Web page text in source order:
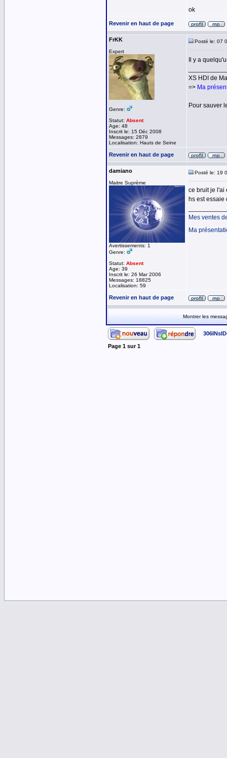
ok
Revenir en haut de page
FrKK
Expert
Genre:
Statut: Absent
Age: 48
Inscrit le: 15 Déc 2008
Messages: 2879
Localisation: Hauts de Seine
Posté le: 07
Il y a
XS HDI de
=> Ma
Pour sauver
Revenir en haut de page
damiano
Maitre Suprème
Avertissements: 1
Genre:
Statut: Absent
Age: 39
Inscrit le: 26 Mar 2006
Messages: 18825
Localisation: 59
Posté le: 19
ce bruit je l'ai
hs est essaie
Mes ventes
Ma
Revenir en haut de page
Montrer les
Page 1 sur1